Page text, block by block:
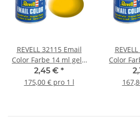
REVELL 32115 Email
Color Farbe 14 ml gelb
matt RAL 1017
2,45 € *
175,00 € pro 1 l
Color